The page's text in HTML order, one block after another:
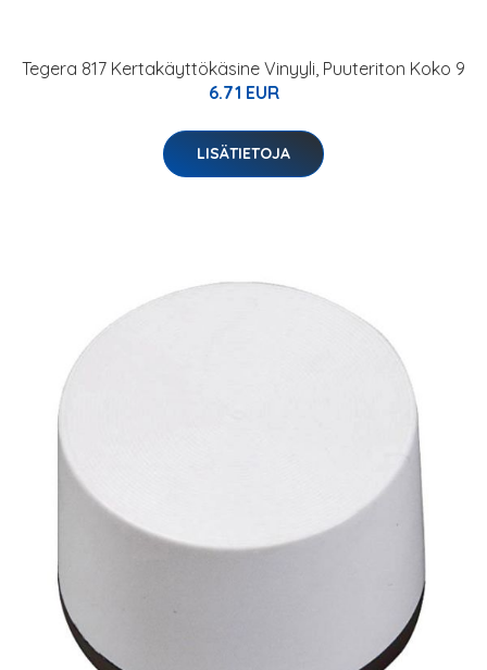
Tegera 817 Kertakäyttökäsine Vinyyli, Puuteriton Koko 9
6.71 EUR
LISÄTIETOJA